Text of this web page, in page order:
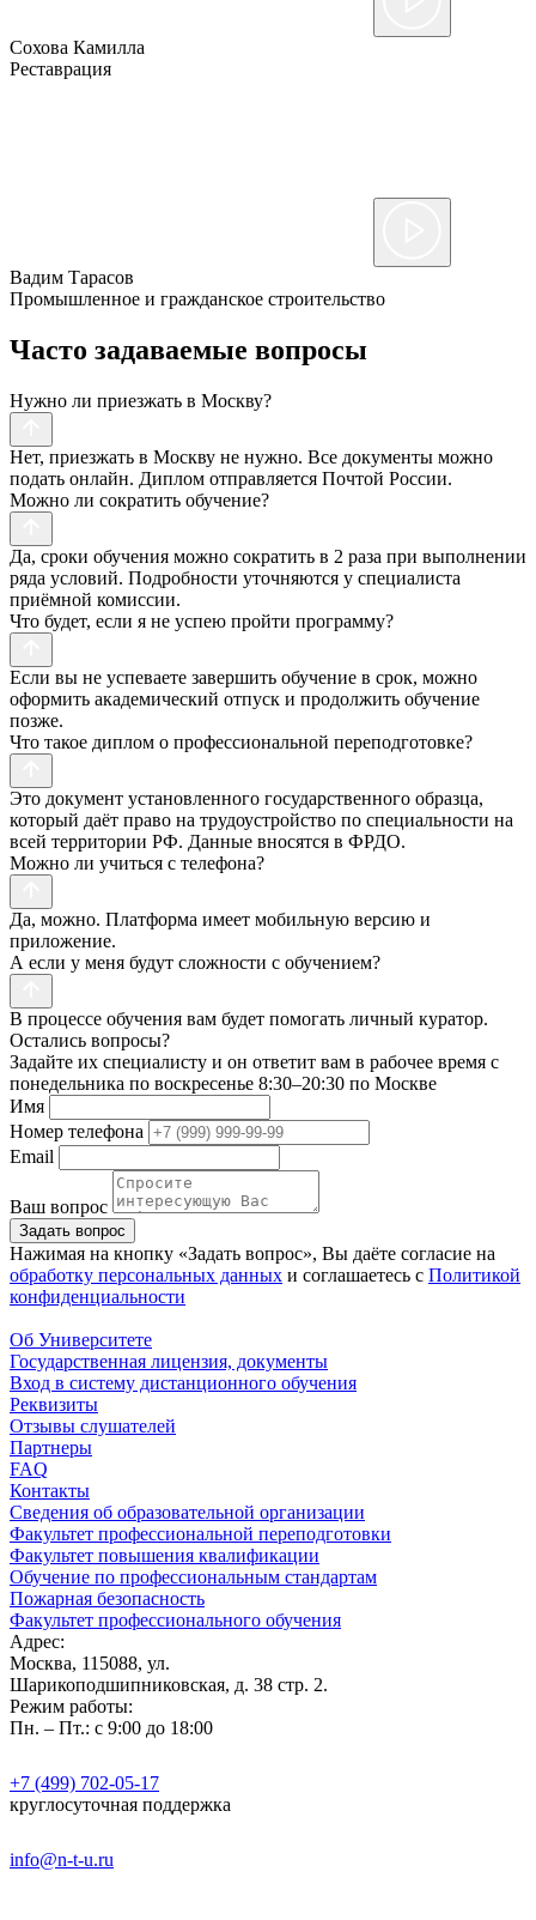
Сохова Камилла
Реставрация
Вадим Тарасов
Промышленное и гражданское строительство
Часто задаваемые вопросы
Нужно ли приезжать в Москву?
Нет, приезжать в Москву не нужно. Все документы можно
подать онлайн. Диплом отправляется Почтой России.
Можно ли сократить обучение?
Да, сроки обучения можно сократить в 2 раза при выполнении
ряда условий. Подробности уточняются у специалиста
приёмной комиссии.
Что будет, если я не успею пройти программу?
Если вы не успеваете завершить обучение в срок, можно
оформить академический отпуск и продолжить обучение
позже.
Что такое диплом о профессиональной переподготовке?
Это документ установленного государственного образца,
который даёт право на трудоустройство по специальности на
всей территории РФ. Данные вносятся в ФРДО.
Можно ли учиться с телефона?
Да, можно. Платформа имеет мобильную версию и
приложение.
А если у меня будут сложности с обучением?
В процессе обучения вам будет помогать личный куратор.
Остались вопросы?
Задайте их специалисту и он ответит вам в рабочее время с
понедельника по воскресенье 8:30–20:30 по Москве
Имя
Номер телефона
Email
Ваш вопрос
Задать вопрос
Нажимая на кнопку «Задать вопрос», Вы даёте согласие на
обработку персональных данных и соглашаетесь с Политикой
конфиденциальности
Об Университете
Государственная лицензия, документы
Вход в систему дистанционного обучения
Реквизиты
Отзывы слушателей
Партнеры
FAQ
Контакты
Сведения об образовательной организации
Факультет профессиональной переподготовки
Факультет повышения квалификации
Обучение по профессиональным стандартам
Пожарная безопасность
Факультет профессионального обучения
Адрес:
Москва, 115088, ул.
Шарикоподшипниковская, д. 38 стр. 2.
Режим работы:
Пн. – Пт.: с 9:00 до 18:00
+7 (499) 702-05-17
круглосуточная поддержка
info@n-t-u.ru